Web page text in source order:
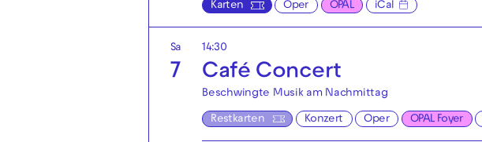
Karten Oper OPAL iCal
Sa
7
14:30
Café Concert
Beschwingte Musik am Nachmittag
Restkarten Konzert Oper OPAL Foyer